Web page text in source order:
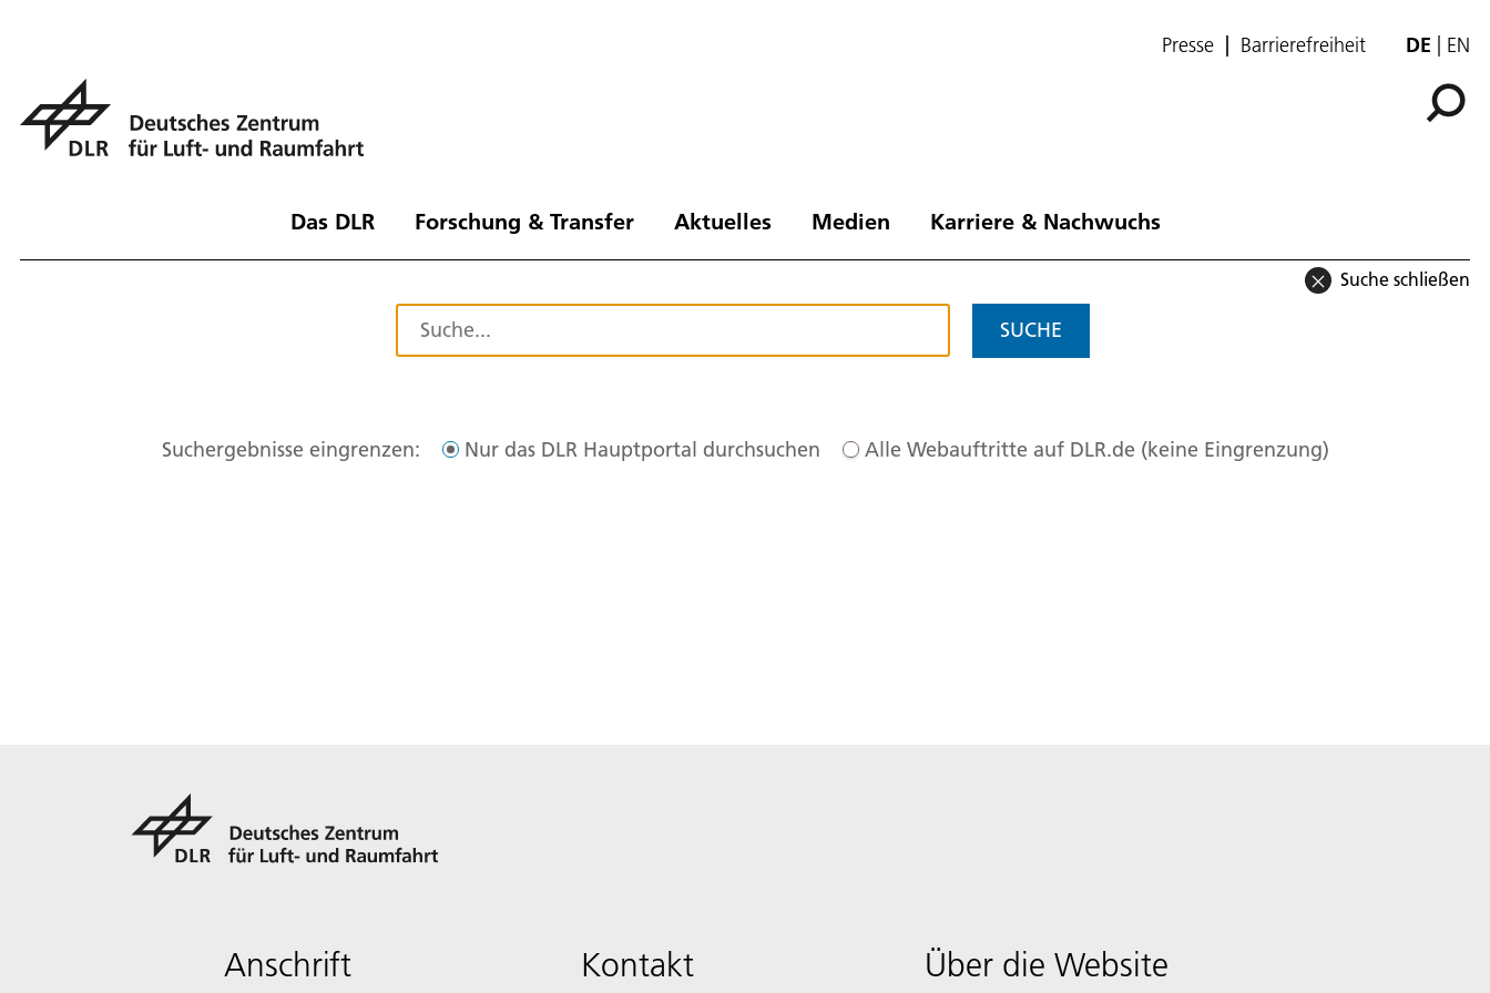
Presse Barrierefreiheit DE EN
Das DLR Forschung & Transfer Aktuelles Medien Karriere & Nachwuchs
Suche schließen
SUCHE
Suchergebnisse eingrenzen: Nur das DLR Hauptportal durchsuchen Alle Webauftritte auf DLR.de (keine Eingrenzung)
Anschrift Kontakt Über die Website